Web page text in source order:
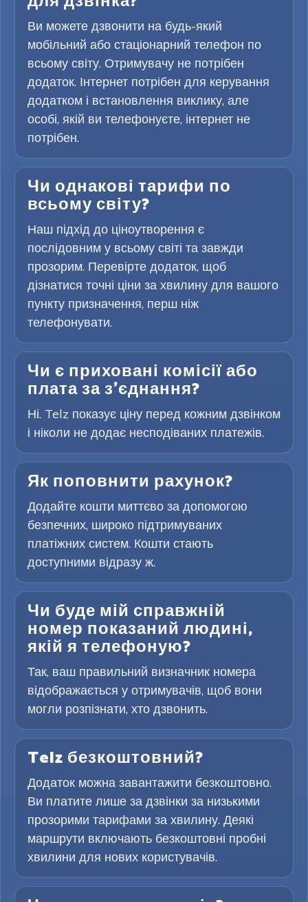
Ви можете дзвонити на будь-який
мобільний або стаціонарний телефон по
всьому світу. Отримувачу не потрібен
додаток. Інтернет потрібен для керування
додатком і встановлення виклику, але
особі, якій ви телефонуєте, інтернет не
потрібен.
Чи однакові тарифи по
всьому світу?
Наш підхід до ціноутворення є
послідовним у всьому світі та завжди
прозорим. Перевірте додаток, щоб
дізнатися точні ціни за хвилину для вашого
пункту призначення, перш ніж
телефонувати.
Чи є приховані комісії або
плата за з’єднання?
Ні. Telz показує ціну перед кожним дзвінком
і ніколи не додає несподіваних платежів.
Як поповнити рахунок?
Додайте кошти миттєво за допомогою
безпечних, широко підтримуваних
платіжних систем. Кошти стають
доступними відразу ж.
Чи буде мій справжній
номер показаний людині,
якій я телефоную?
Так, ваш правильний визначник номера
відображається у отримувачів, щоб вони
могли розпізнати, хто дзвонить.
Telz безкоштовний?
Додаток можна завантажити безкоштовно.
Ви платите лише за дзвінки за низькими
прозорими тарифами за хвилину. Деякі
маршрути включають безкоштовні пробні
хвилини для нових користувачів.